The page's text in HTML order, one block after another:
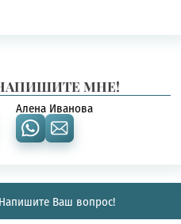
МНЕ!
Алена Иванова
Напишите Ваш вопрос!